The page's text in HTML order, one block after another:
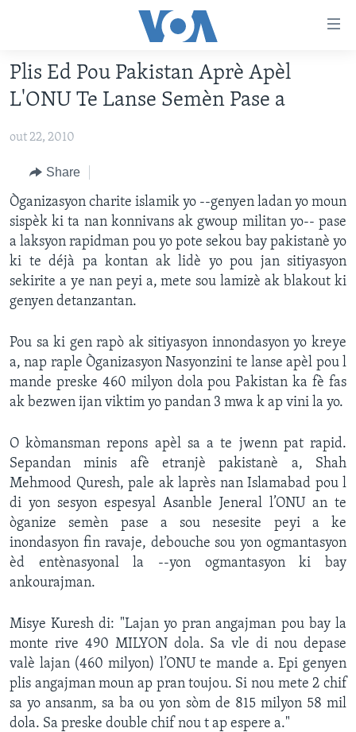
Skip
to
main
Skip
Navigation
Skip
to
Search
AMERIK LATIN
ENTÈNASYONAL
VIDEO
FLASHPOINT IKRÈN
Learning English
SUIV NOU
Languages
Plis Ed Pou Pakistan Aprè Apèl
L'ONU Te Lanse Semèn Pase a
out 22, 2010
Share
Òganizasyon charite islamik yo --genyen ladan yo moun
sispèk ki ta nan konnivans ak gwoup militan yo-- pase
a laksyon rapidman pou yo pote sekou bay pakistanè yo
ki te déjà pa kontan ak lidè yo pou jan sitiyasyon
sekirite a ye nan peyi a, mete sou lamizè ak blakout ki
genyen detanzantan.
Pou sa ki gen rapò ak sitiyasyon innondasyon yo kreye
a, nap raple Òganizasyon Nasyonzini te lanse apèl pou l
mande preske 460 milyon dola pou Pakistan ka fè fas
ak bezwen ijan viktim yo pandan 3 mwa k ap vini la yo.
O kòmansman repons apèl sa a te jwenn pat rapid.
Sepandan minis afè etranjè pakistanè a, Shah
Mehmood Quresh, pale ak laprès nan Islamabad pou l
di yon sesyon espesyal Asanble Jeneral l’ONU an te
òganize semèn pase a sou nesesite peyi a ke
inondasyon fin ravaje, debouche sou yon ogmantasyon
èd entènasyonal la --yon ogmantasyon ki bay
ankourajman.
Misye Kuresh di: "Lajan yo pran angajman pou bay la
monte rive 490 MILYON dola. Sa vle di nou depase
valè lajan (460 milyon) l’ONU te mande a. Epi genyen
plis angajman moun ap pran toujou. Si nou mete 2 chif
sa yo ansanm, sa ba ou yon sòm de 815 milyon 58 mil
dola. Sa preske double chif nou t ap espere a."